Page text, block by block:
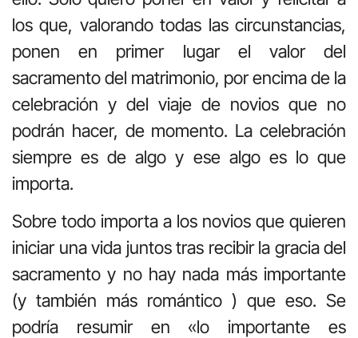
los que, valorando todas las circunstancias,
ponen en primer lugar el valor del
sacramento del matrimonio, por encima de la
celebración y del viaje de novios que no
podrán hacer, de momento. La celebración
siempre es de algo y ese algo es lo que
importa.
Sobre todo importa a los novios que quieren
iniciar una vida juntos tras recibir la gracia del
sacramento y no hay nada más importante
(y también más romántico ) que eso. Se
podría resumir en «lo importante es